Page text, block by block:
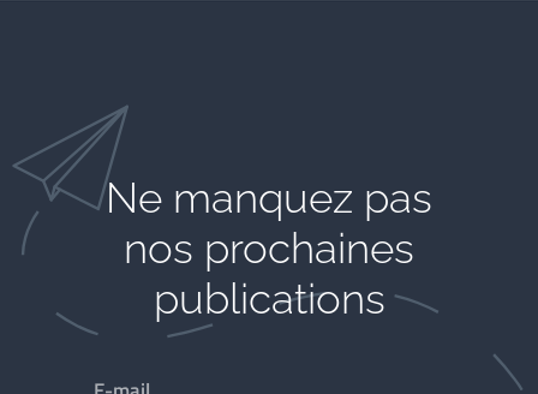
Ne manquez pas
nos prochaines
publications